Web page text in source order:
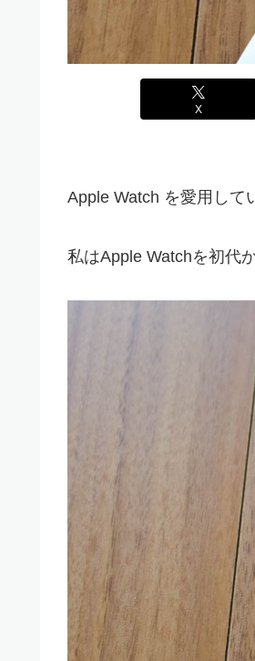
X
Apple Watch を愛用して
私はApple Watchを初代